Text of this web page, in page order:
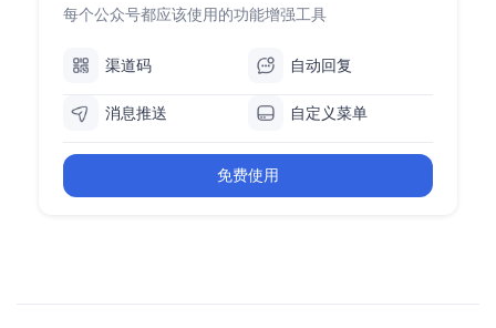
每个公众号都应该使用的功能增强工具
渠道码 自动回复
消息推送 自定义菜单
免费使用